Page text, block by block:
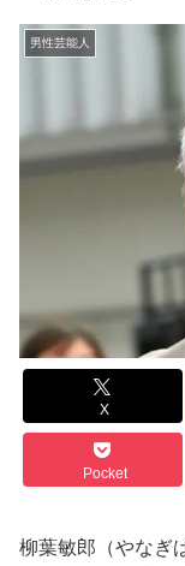
男性芸能人
X
Pocket
柳葉敏郎（やなぎ